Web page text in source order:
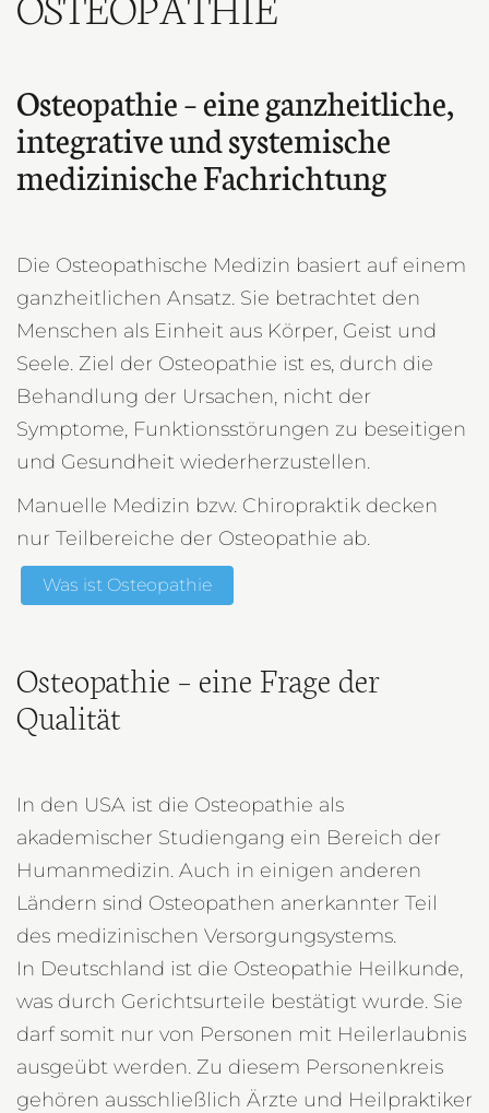
Osteopathie – eine ganzheitliche,
integrative und systemische
medizinischeFachrichtung
Die Osteopathische Medizin basiert auf einem
ganzheitlichen Ansatz. Sie betrachtet den
Menschen als Einheit aus Körper, Geist und
Seele. Ziel der Osteopathie ist es, durch die
Behandlung der Ursachen, nicht der
Symptome, Funktionsstörungen zu beseitigen
und Gesundheit wiederherzustellen.
Manuelle Medizin bzw. Chiropraktik decken
nur Teilbereiche der Osteopathie ab.
Was ist Osteopathie
Osteopathie – eine Frage der
Qualität
In den USA ist die Osteopathie als
akademischer Studiengang ein Bereich der
Humanmedizin. Auch in einigen anderen
Ländern sind Osteopathen anerkannter Teil
des medizinischen Versorgungsystems.
In Deutschland ist die Osteopathie Heilkunde,
was durch Gerichtsurteile bestätigt wurde. Sie
darf somit nur von Personen mit Heilerlaubnis
ausgeübt werden. Zu diesem Personenkreis
gehören ausschließlich Ärzte und Heilpraktiker